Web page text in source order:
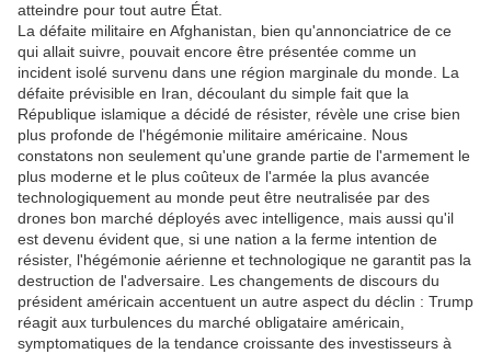
atteindre pour tout autre État.
La défaite militaire en Afghanistan, bien qu'annonciatrice de ce
qui allait suivre, pouvait encore être présentée comme un
incident isolé survenu dans une région marginale du monde. La
défaite prévisible en Iran, découlant du simple fait que la
République islamique a décidé de résister, révèle une crise bien
plus profonde de l'hégémonie militaire américaine. Nous
constatons non seulement qu'une grande partie de l'armement le
plus moderne et le plus coûteux de l'armée la plus avancée
technologiquement au monde peut être neutralisée par des
drones bon marché déployés avec intelligence, mais aussi qu'il
est devenu évident que, si une nation a la ferme intention de
résister, l'hégémonie aérienne et technologique ne garantit pas la
destruction de l'adversaire. Les changements de discours du
président américain accentuent un autre aspect du déclin : Trump
réagit aux turbulences du marché obligataire américain,
symptomatiques de la tendance croissante des investisseurs à